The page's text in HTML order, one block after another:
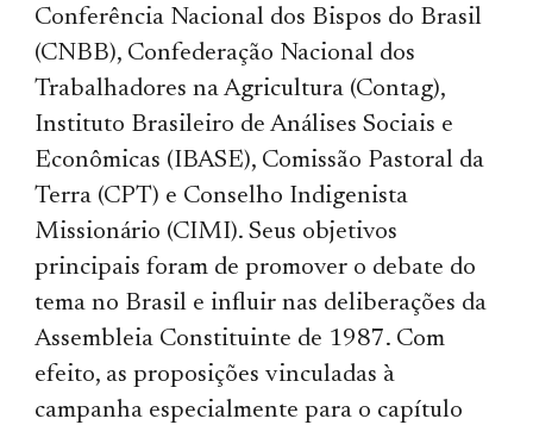
Conferência Nacional dos Bispos do Brasil
(CNBB), Confederação Nacional dos
Trabalhadores na Agricultura (Contag),
Instituto Brasileiro de Análises Sociais e
Econômicas (IBASE), Comissão Pastoral da
Terra (CPT) e Conselho Indigenista
Missionário (CIMI). Seus objetivos
principais foram de promover o debate do
tema no Brasil e influir nas deliberações da
Assembleia Constituinte de 1987. Com
efeito, as proposições vinculadas à
campanha especialmente para o capítulo